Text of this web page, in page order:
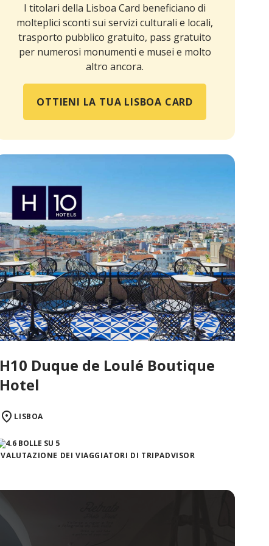
I titolari della Lisboa Card beneficiano di
molteplici sconti sui servizi culturali e locali,
trasporto pubblico gratuito, pass gratuito
per numerosi monumenti e musei e molto
altro ancora.
OTTIENI LA TUA LISBOA CARD
H10 Duque de Loulé Boutique
Hotel
LISBOA
VALUTAZIONE DEI VIAGGIATORI DI TRIPADVISOR